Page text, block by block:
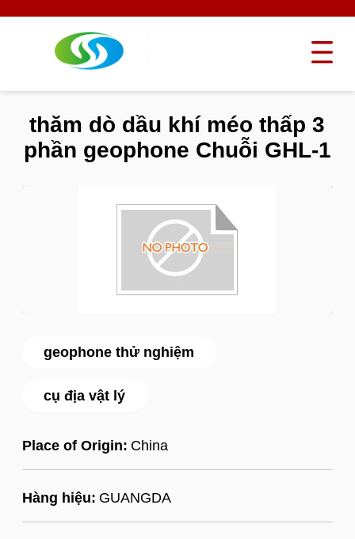
geophone thử nghiệm
cụ địa vật lý
Place of Origin: China
Hàng hiệu: GUANGDA
thăm dò dầu khí méo thấp 3
phần geophone Chuỗi GHL-1